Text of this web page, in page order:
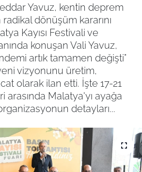
Yavuz, kentin deprem
dönüşüm kararını
Kayısı Festivali ve
konuşan Vali Yavuz,
artık tamamen değişti"
vizyonunu üretim,
olarak ilan etti. İşte 17-21
arasında Malatya'yı ayağa
detayları...